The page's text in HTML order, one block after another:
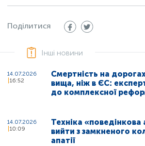
Поділитися
Інші новини
14.07.2026
16:52
Смертність на дорогах
вища, ніж в ЄС:
до комплексної
14.07.2026
10:09
Техніка «поведінкова
вийти з замкненого
апатії